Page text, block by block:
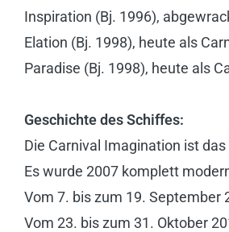
Inspiration (Bj. 1996),
Elation (Bj. 1998), heute als
Paradise (Bj. 1998), heute als
Geschichte des Schiffes:
Die Carnival Imagination ist
Es wurde 2007 komplett
Vom 7. bis zum 19. September
Vom 23. bis zum 31. Oktober